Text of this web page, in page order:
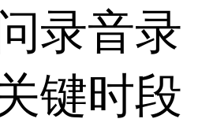
录音录
键时段